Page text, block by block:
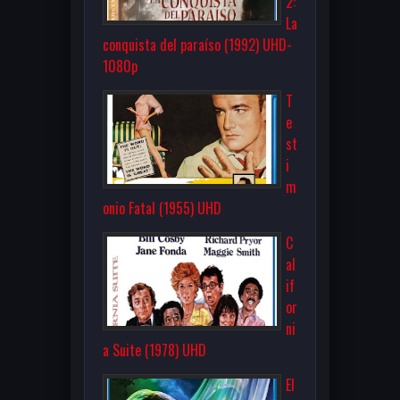
La
conquista del paraíso (1992) UHD-
1080p
T
e
st
i
m
onio Fatal (1955) UHD
C
al
if
or
ni
a Suite (1978) UHD
El